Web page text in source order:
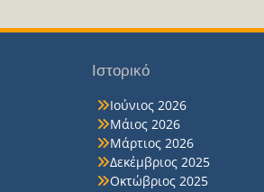
Ιστορικό
Ιούνιος 2026
Μάιος 2026
Μάρτιος 2026
Δεκέμβριος 2025
Οκτώβριος 2025